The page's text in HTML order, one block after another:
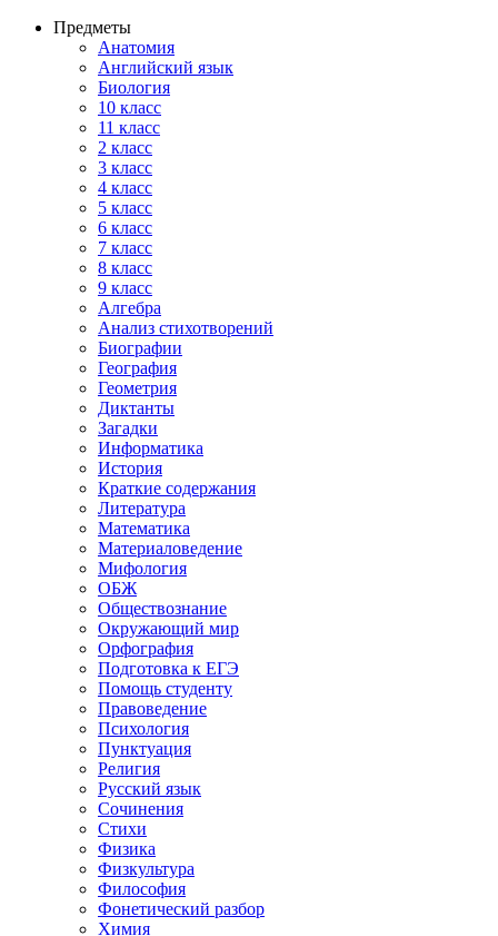
Предметы
Анатомия
Английский язык
Биология
10 класс
11 класс
2 класс
3 класс
4 класс
5 класс
6 класс
7 класс
8 класс
9 класс
Алгебра
Анализ стихотворений
Биографии
География
Геометрия
Диктанты
Загадки
Информатика
История
Краткие содержания
Литература
Математика
Материаловедение
Мифология
ОБЖ
Обществознание
Окружающий мир
Орфография
Подготовка к ЕГЭ
Помощь студенту
Правоведение
Психология
Пунктуация
Религия
Русский язык
Сочинения
Стихи
Физика
Физкультура
Философия
Фонетический разбор
Химия